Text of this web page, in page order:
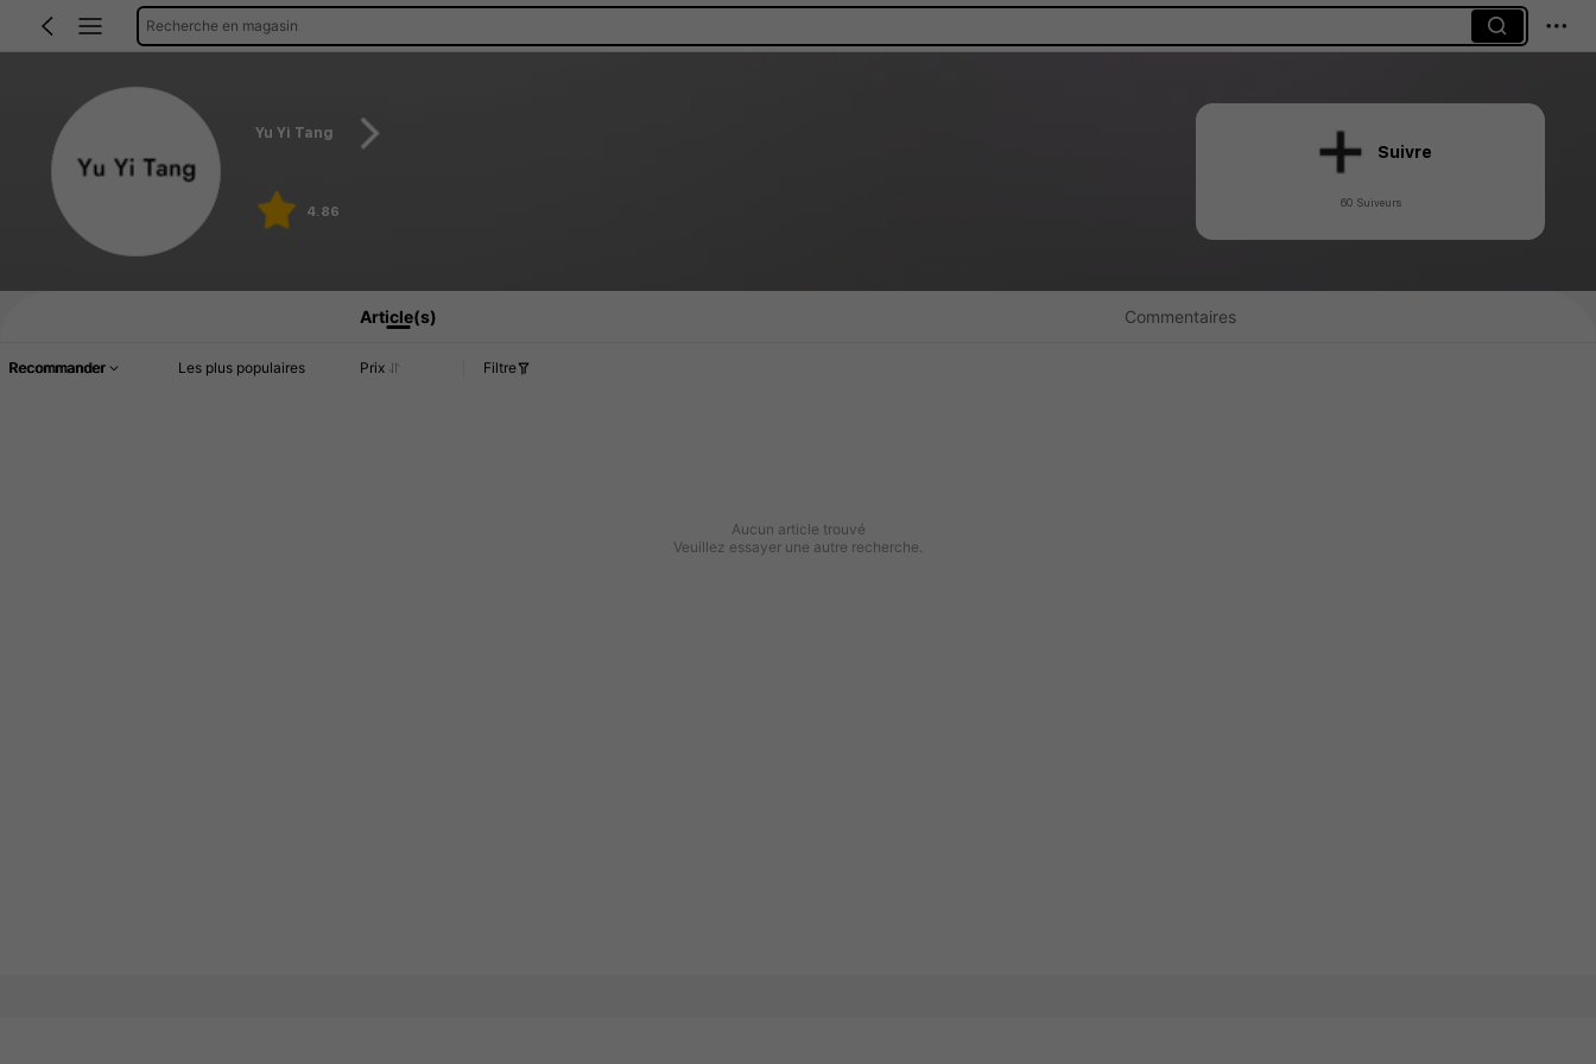
Recherche en magasin
Yu Yi Tang
4.86
Suivre
60 Suiveurs
Article(s) Commentaires
Recommander Les plus populaires Prix Filtre
Aucun article trouvé
Veuillez essayer une autre recherche.